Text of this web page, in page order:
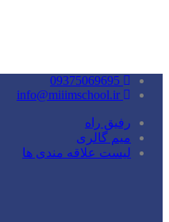
رفیق راه
میم گالری
لیست علاقه مندی ها